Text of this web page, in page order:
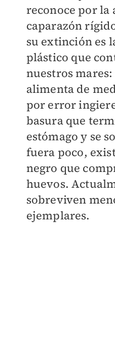
reconoce por la
caparazón
su extinción es
plástico que
nuestros mares:
alimenta de
por error
basura que
estómago y se
fuera poco,
negro que
huevos.
sobreviven
ejemplares.